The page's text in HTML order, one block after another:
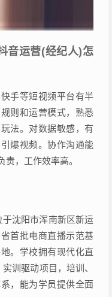
音运营(经纪人)怎
手等短视频平台有半
则和运营模式，熟悉
法。对数据敏感，有
爆视频。协作沟通能
，工作效率高。
沈阳市浑南新区新运
首批电商直播示范基
。学校拥有现代化直
训驱动项目，培训、
，能为学员提供全面